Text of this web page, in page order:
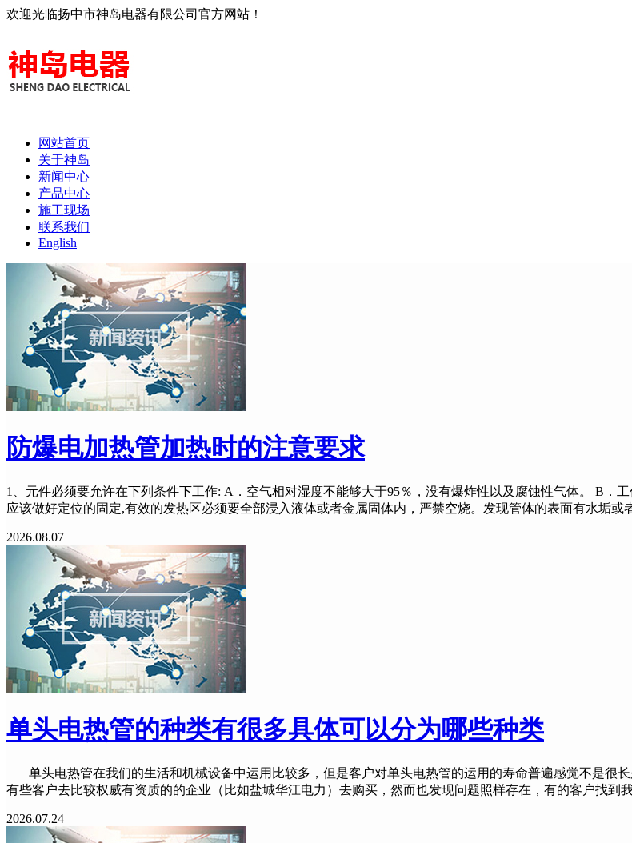
欢迎光临扬中市神岛电器有限公司官方网站！
网站首页
关于神岛
新闻中心
产品中心
施工现场
联系我们
English
防爆电加热管加热时的注意要求
1、元件必须要允许在下列条件下工作: A．空气相对湿度不能够大于95％，没有爆炸性以及腐蚀性气体。 B．
应该做好定位的固定,有效的发热区必须要全部浸入液体或者金属固体内，严禁空烧。发现管体的表面有水垢
2026.08.07
单头电热管的种类有很多具体可以分为哪些种类
单头电热管在我们的生活和机械设备中运用比较多，但是客户对单头电热管的运用的寿命普遍感觉不是很
有些客户去比较权威有资质的的企业（比如盐城华江电力）去购买，然而也发现问题照样存在，有的客户找
2026.07.24